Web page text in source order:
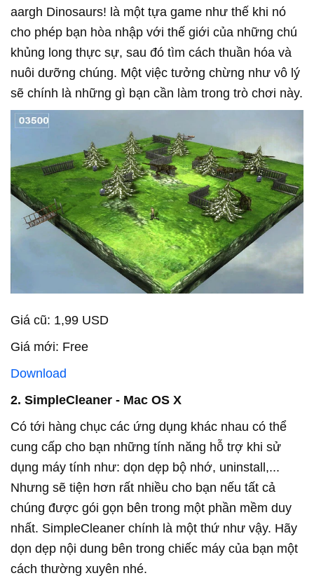
aargh Dinosaurs! là một tựa game như thế khi nó
cho phép bạn hòa nhập với thế giới của những chú
khủng long thực sự, sau đó tìm cách thuần hóa và
nuôi dưỡng chúng. Một việc tưởng chừng như vô lý
sẽ chính là những gì bạn cần làm trong trò chơi này.
Giá cũ: 1,99 USD
Giá mới: Free
Download
2. SimpleCleaner - Mac OS X
Có tới hàng chục các ứng dụng khác nhau có thể
cung cấp cho bạn những tính năng hỗ trợ khi sử
dụng máy tính như: dọn dẹp bộ nhớ, uninstall,...
Nhưng sẽ tiện hơn rất nhiều cho bạn nếu tất cả
chúng được gói gọn bên trong một phần mềm duy
nhất. SimpleCleaner chính là một thứ như vậy. Hãy
dọn dẹp nội dung bên trong chiếc máy của bạn một
cách thường xuyên nhé.